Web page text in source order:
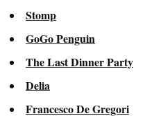
Stomp
GoGo Penguin
The Last Dinner Party
Delia
Francesco De Gregori